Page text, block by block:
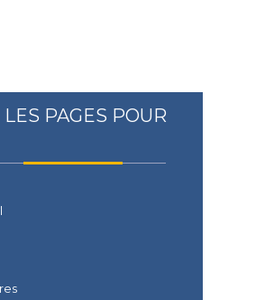
LES PAGES POUR